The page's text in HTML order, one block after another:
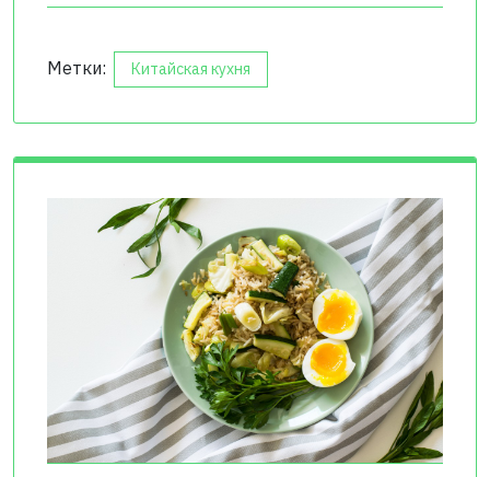
Метки: Китайская кухня